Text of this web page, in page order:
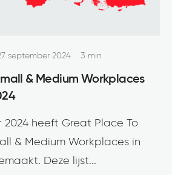
september 2024 3 min
& Medium Workplaces
2024 heeft Great Place To
& Medium Workplaces in
Deze lijst...